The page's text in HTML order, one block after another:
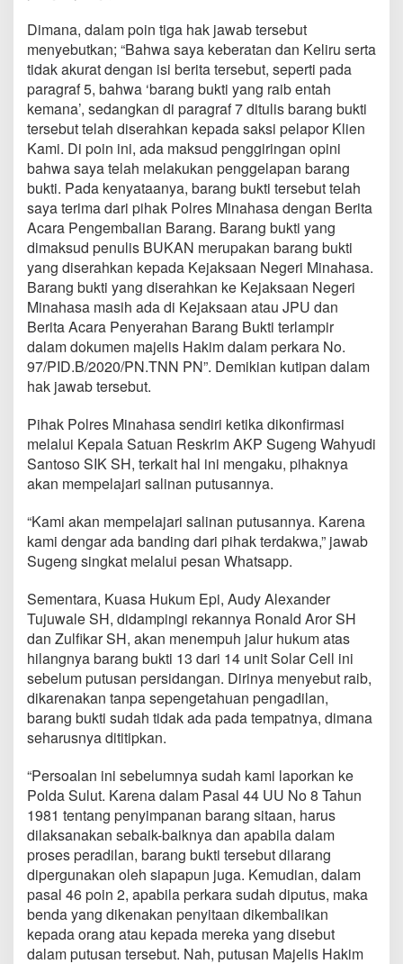
k
R
a
i
b
S
e
b
e
l
u
m
P
u
t
u
s
a
n
Dimana, dalam poin tiga hak jawab tersebut
menyebutkan; “Bahwa saya keberatan dan Keliru serta
tidak akurat dengan isi berita tersebut, seperti pada
paragraf 5, bahwa ‘barang bukti yang raib entah
kemana’, sedangkan di paragraf 7 ditulis barang bukti
tersebut telah diserahkan kepada saksi pelapor Klien
Kami. Di poin ini, ada maksud penggiringan opini
bahwa saya telah melakukan penggelapan barang
bukti. Pada kenyataanya, barang bukti tersebut telah
saya terima dari pihak Polres Minahasa dengan Berita
Acara Pengembalian Barang. Barang bukti yang
dimaksud penulis BUKAN merupakan barang bukti
yang diserahkan kepada Kejaksaan Negeri Minahasa.
Barang bukti yang diserahkan ke Kejaksaan Negeri
Minahasa masih ada di Kejaksaan atau JPU dan
Berita Acara Penyerahan Barang Bukti terlampir
dalam dokumen majelis Hakim dalam perkara No.
97/PID.B/2020/PN.TNN PN”. Demikian kutipan dalam
hak jawab tersebut.
Pihak Polres Minahasa sendiri ketika dikonfirmasi
melalui Kepala Satuan Reskrim AKP Sugeng Wahyudi
Santoso SIK SH, terkait hal ini mengaku, pihaknya
akan mempelajari salinan putusannya.
“Kami akan mempelajari salinan putusannya. Karena
kami dengar ada banding dari pihak terdakwa,” jawab
Sugeng singkat melalui pesan Whatsapp.
Sementara, Kuasa Hukum Epi, Audy Alexander
Tujuwale SH, didampingi rekannya Ronald Aror SH
dan Zulfikar SH, akan menempuh jalur hukum atas
hilangnya barang bukti 13 dari 14 unit Solar Cell ini
sebelum putusan persidangan. Dirinya menyebut raib,
dikarenakan tanpa sepengetahuan pengadilan,
barang bukti sudah tidak ada pada tempatnya, dimana
seharusnya dititipkan.
“Persoalan ini sebelumnya sudah kami laporkan ke
Polda Sulut. Karena dalam Pasal 44 UU No 8 Tahun
1981 tentang penyimpanan barang sitaan, harus
dilaksanakan sebaik-baiknya dan apabila dalam
proses peradilan, barang bukti tersebut dilarang
dipergunakan oleh siapapun juga. Kemudian, dalam
pasal 46 poin 2, apabila perkara sudah diputus, maka
benda yang dikenakan penyitaan dikembalikan
kepada orang atau kepada mereka yang disebut
dalam putusan tersebut. Nah, putusan Majelis Hakim